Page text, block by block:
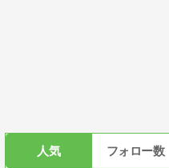
人気 フォロー数